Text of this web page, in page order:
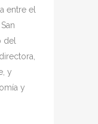
entre el
del
y
y